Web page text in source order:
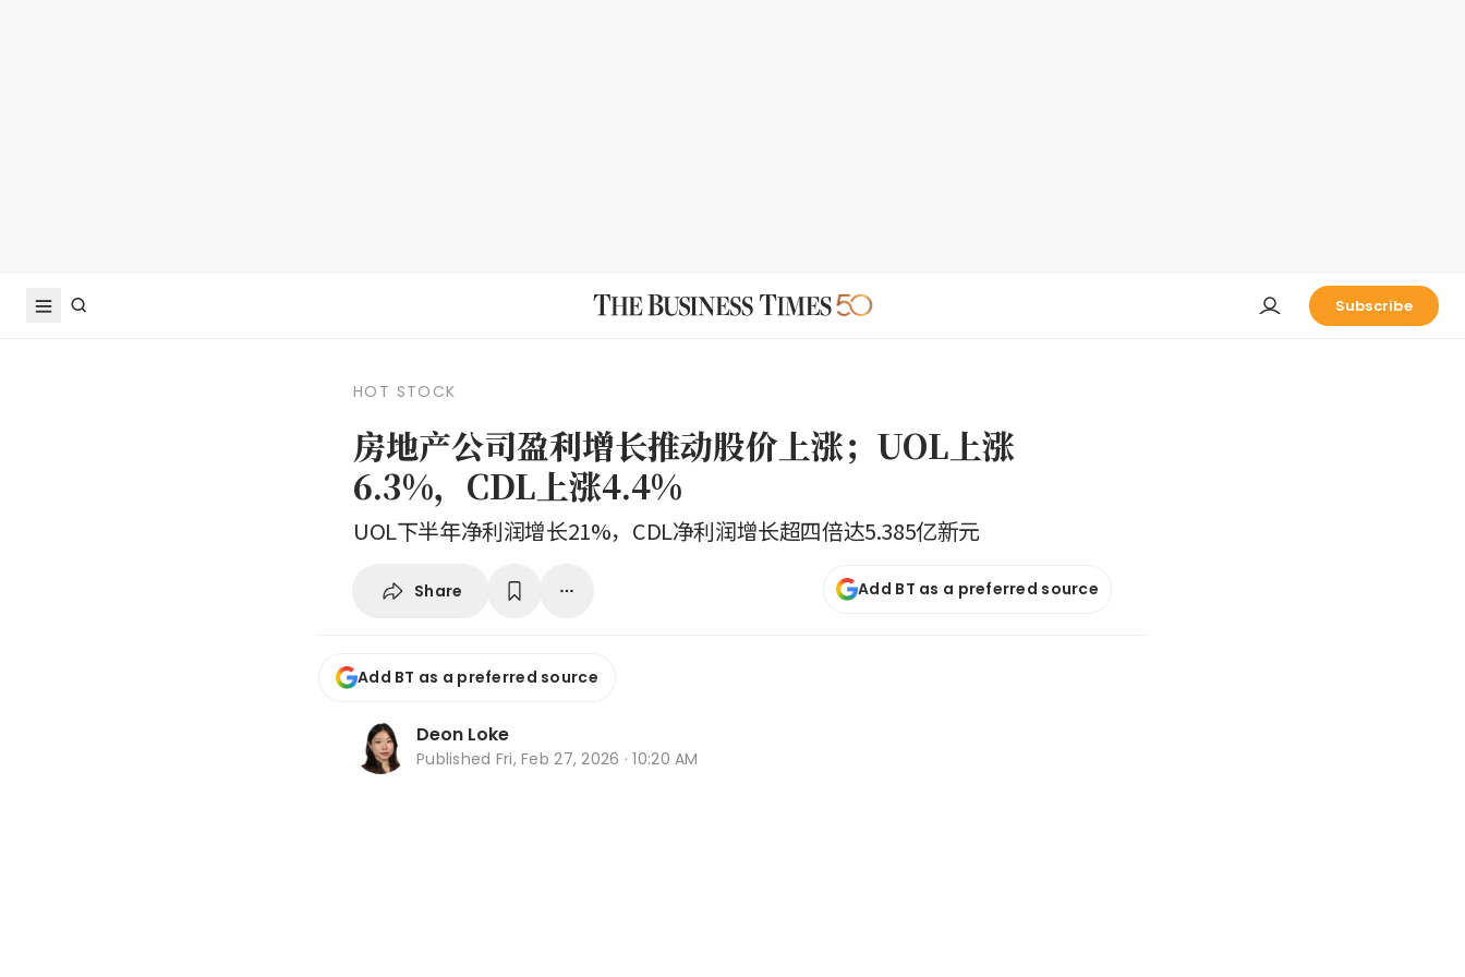
Subscribe
HOT STOCK
房地产公司盈利增长推动股价上涨；UOL上涨
6.3%，CDL上涨4.4%
UOL下半年净利润增长21%，CDL净利润增长超四倍达5.385亿新元
Share Add BT as a preferred source
Add BT as a preferred source
Deon Loke
Published Fri, Feb 27, 2026 · 10:20 AM